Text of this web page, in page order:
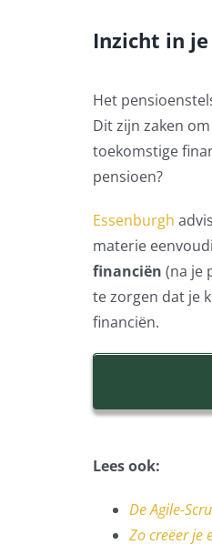
Inzicht in
Het
Dit zijn zaken
toekomstige
pensioen?
Essenburgh
materie
financiën (na je
te zorgen dat je
financiën.
Lees ook:
De Agile-
Zo creëer je